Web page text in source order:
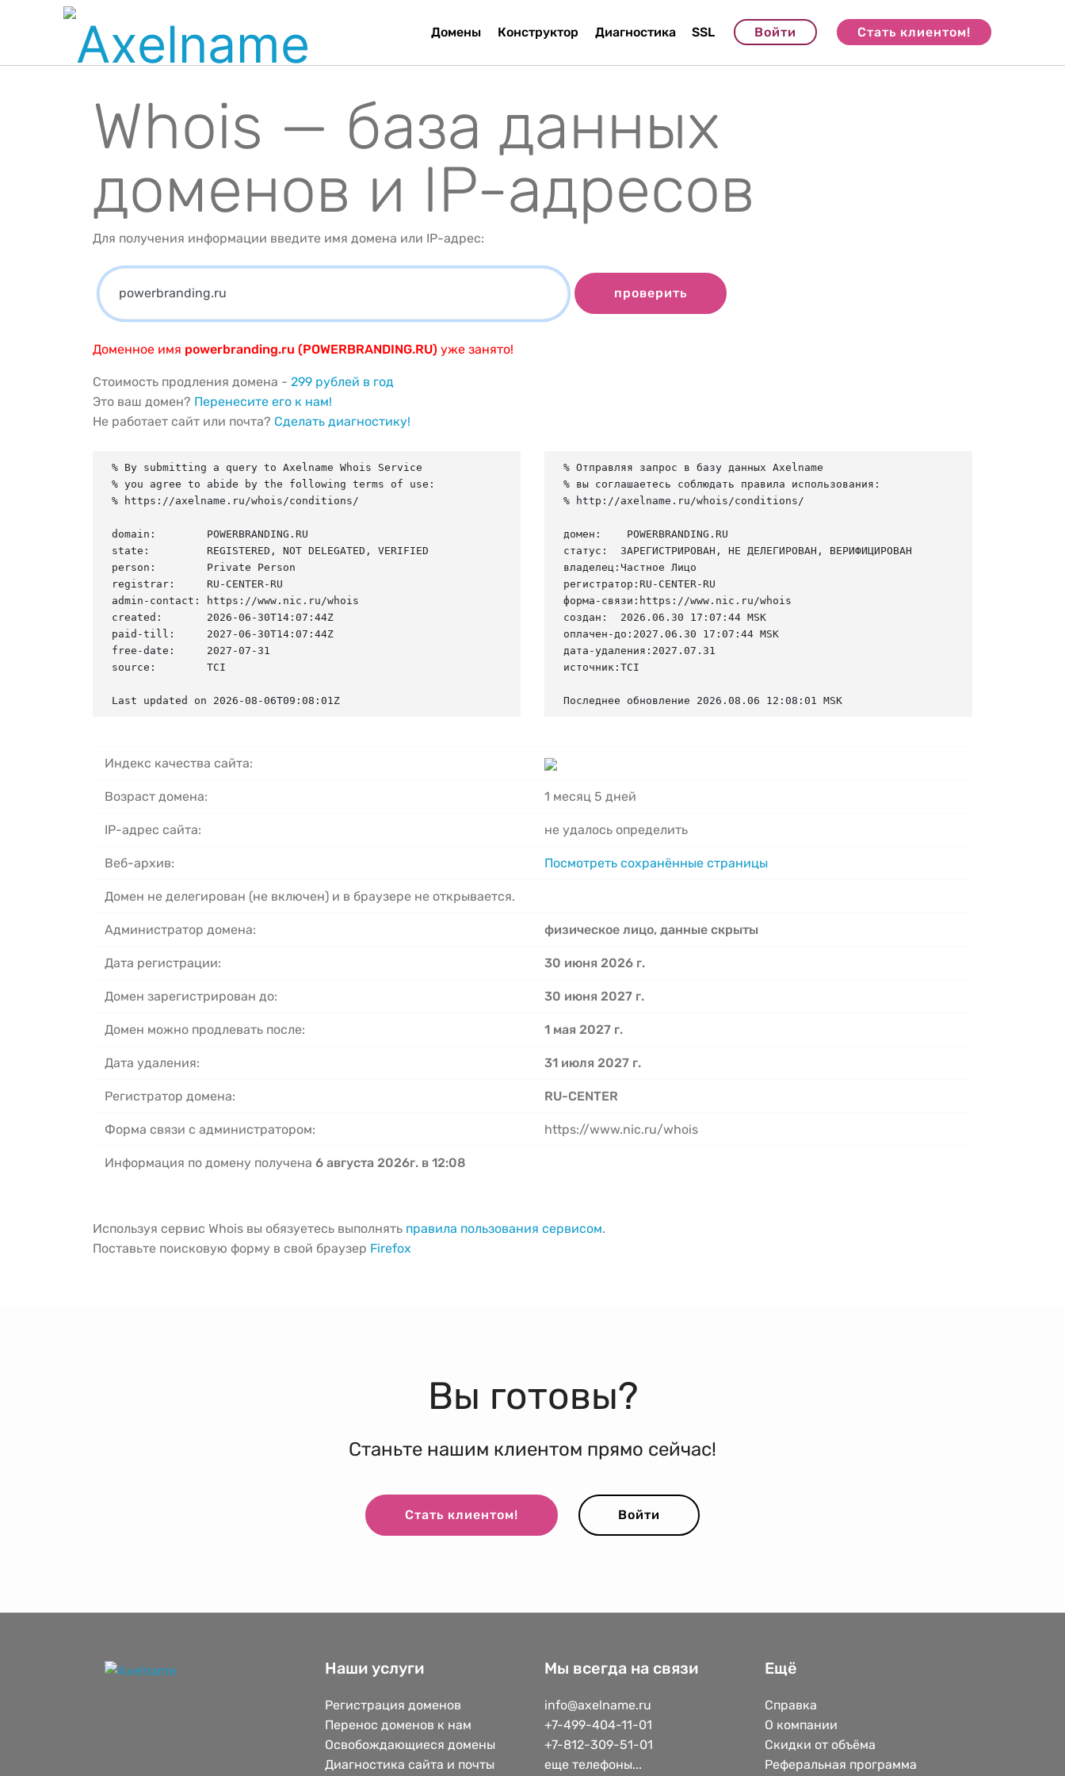
Домены Конструктор Диагностика SSL Войти Стать клиентом!
Whois — база данных
доменов и IP-адресов
Для получения информации введите имя домена или IP-адрес:
проверить
Доменное имя powerbranding.ru (POWERBRANDING.RU) уже занято!
Стоимость продления домена - 299 рублей в год
Это ваш домен? Перенесите его к нам!
Не работает сайт или почта? Сделать диагностику!
% By submitting a query to Axelname Whois Service
% you agree to abide by the following terms of use:
% https://axelname.ru/whois/conditions/
domain:        POWERBRANDING.RU
state:         REGISTERED, NOT DELEGATED, VERIFIED
person:        Private Person
registrar:     RU-CENTER-RU
admin-contact: https://www.nic.ru/whois
created:       2026-06-30T14:07:44Z
paid-till:     2027-06-30T14:07:44Z
free-date:     2027-07-31
source:        TCI
Last updated on 2026-08-06T09:08:01Z
% Отправляя запрос в базу данных Axelname
% вы соглашаетесь соблюдать правила использования:
% http://axelname.ru/whois/conditions/
домен:    POWERBRANDING.RU
статус:  ЗАРЕГИСТРИРОВАН, НЕ ДЕЛЕГИРОВАН, ВЕРИФИЦИРОВАН
владелец:Частное Лицо
регистратор:RU-CENTER-RU
форма-связи:https://www.nic.ru/whois
создан:  2026.06.30 17:07:44 MSK
оплачен-до:2027.06.30 17:07:44 MSK
дата-удаления:2027.07.31
источник:TCI
Последнее обновление 2026.08.06 12:08:01 MSK
Индекс качества сайта:
Возраст домена: 1 месяц 5 дней
IP-адрес сайта: не удалось определить
Веб-архив: Посмотреть сохранённые страницы
Домен не делегирован (не включен) и в браузере не открывается.
Администратор домена: физическое лицо, данные скрыты
Дата регистрации: 30 июня 2026 г.
Домен зарегистрирован до: 30 июня 2027 г.
Домен можно продлевать после: 1 мая 2027 г.
Дата удаления: 31 июля 2027 г.
Регистратор домена: RU-CENTER
Форма связи с администратором: https://www.nic.ru/whois
Информация по домену получена 6 августа 2026г. в 12:08
Используя сервис Whois вы обязуетесь выполнять правила пользования сервисом.
Поставьте поисковую форму в свой браузер Firefox
Вы готовы?
Станьте нашим клиентом прямо сейчас!
Стать клиентом! Войти
Наши услуги
Регистрация доменов
Перенос доменов к нам
Освобождающиеся домены
Диагностика сайта и почты
Мы всегда на связи
info@axelname.ru
+7-499-404-11-01
+7-812-309-51-01
еще телефоны...
Ещё
Справка
О компании
Скидки от объёма
Реферальная программа